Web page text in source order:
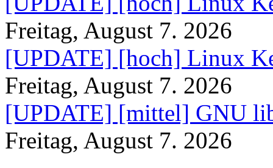
Freitag, August 7. 2026
[UPDATE] [hoch] Linux
Freitag, August 7. 2026
[UPDATE] [mittel] GNU
Freitag, August 7. 2026